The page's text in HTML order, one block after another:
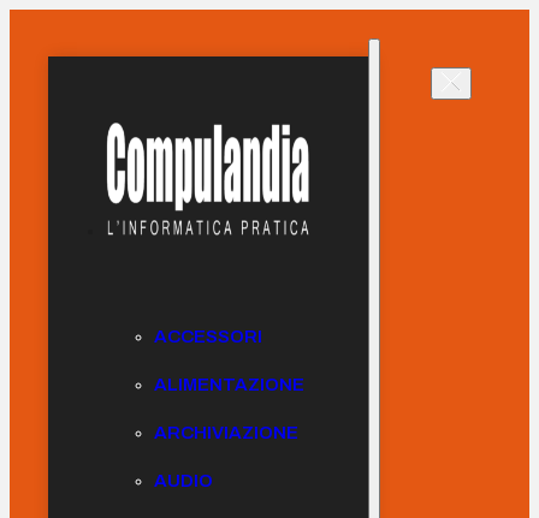
ACCESSORI
ALIMENTAZIONE
ARCHIVIAZIONE
AUDIO